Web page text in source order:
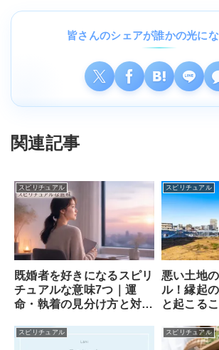
皆さんのシェアが誰かの光に
関連記事
スピリチュアル
既婚者を好きになるスピリ
チュアルな意味7つ｜運
命・執着の見分け方と対処
スピリチュアル
悪い土地
ル！縁起
と起こる
スピリチュアル スピリチュアル